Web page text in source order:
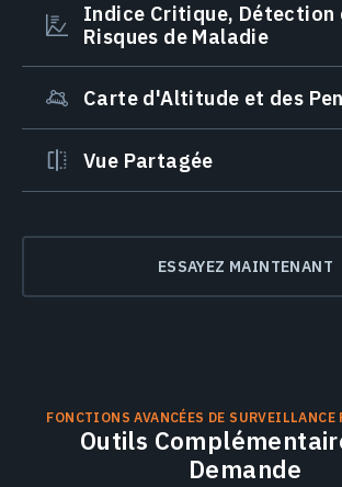
Indice Critique, Détection
Risques de Maladie
Carte d'Altitude et des
Vue Partagée
ESSAYEZ MAINTENANT
FONCTIONS AVANCÉES DE SURVEILLANCE
Outils
Demande